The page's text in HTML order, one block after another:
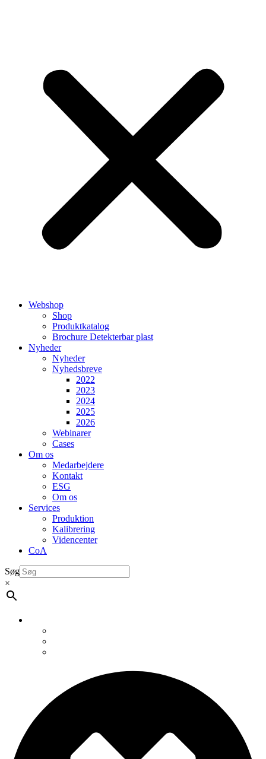
Webshop
Shop
Produktkatalog
Brochure Detekterbar plast
Nyheder
Nyheder
Nyhedsbreve
2022
2023
2024
2025
2026
Webinarer
Cases
Om os
Medarbejdere
Kontakt
ESG
Om os
Services
Produktion
Kalibrering
Videncenter
CoA
Søg
×